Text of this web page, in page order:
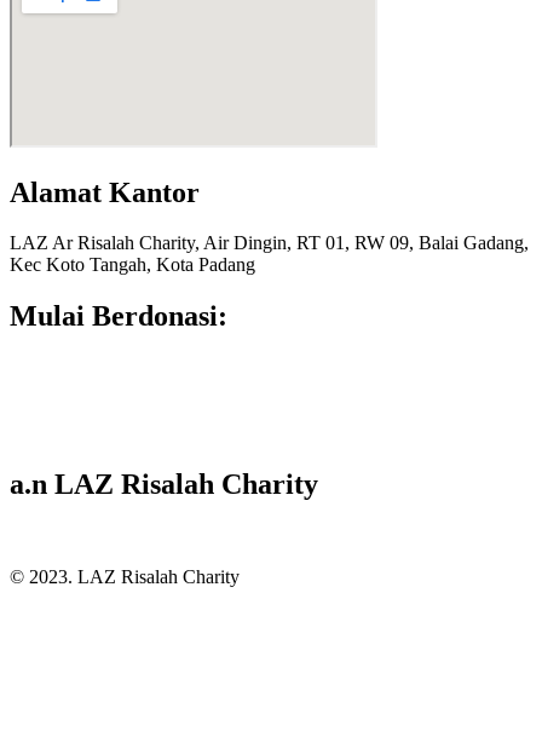
Alamat Kantor
LAZ Ar Risalah Charity, Air Dingin, RT 01, RW 09, Balai Gadang,
Kec Koto Tangah, Kota Padang
Mulai Berdonasi:
a.n LAZ Risalah Charity
© 2023. LAZ Risalah Charity